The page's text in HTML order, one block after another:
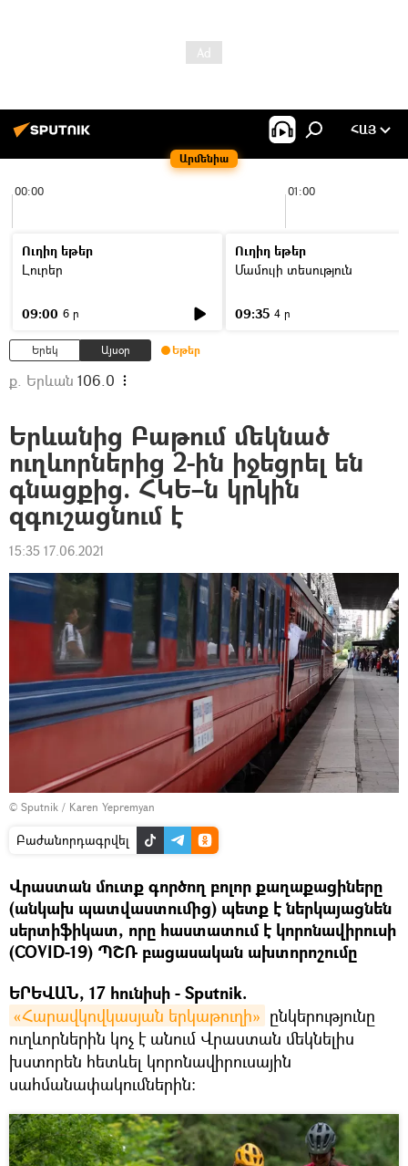
Արմենիա
ՀԱՅ
00:00 01:00
Ուղիղ եթեր
Լուրեր
09:00 6 ր
Ուղիղ եթեր
Մամուլի տեսություն
09:35 4 ր
Երեկ Այսօր Եթեր
ք. Երևան 106.0
Երևանից Բաթում մեկնած
ուղևորներից 2-ին իջեցրել են
գնացքից. ՀԿԵ–ն կրկին
զգուշացնում է
15:35 17.06.2021
© Sputnik / Karen Yepremyan
Բաժանորդագրվել
Վրաստան մուտք գործող բոլոր քաղաքացիները
(անկախ պատվաստումից) պետք է ներկայացնեն
սերտիֆիկատ, որը հաստատում է կորոնավիրուսի
(COVID-19) ՊՇՌ բացասական ախտորոշումը
ԵՐԵՎԱՆ, 17 հունիսի - Sputnik.
«Հարավկովկասյան երկաթուղի» ընկերությունը
ուղևորներին կոչ է անում Վրաստան մեկնելիս
խստորեն հետևել կորոնավիրուսային
սահմանափակումներին։